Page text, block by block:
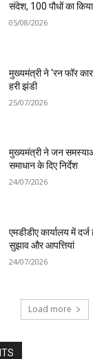
संदेश, 100 पौधों का
05/08/2026
मुख्यमंत्री ने ‘रन फॉर
हरी झंडी
25/07/2026
मुख्यमंत्री ने जन
समाधान के दिए निर्देश
24/07/2026
एमडीडीए कार्यालय में
सुझाव और आपत्तियां
24/07/2026
Load more